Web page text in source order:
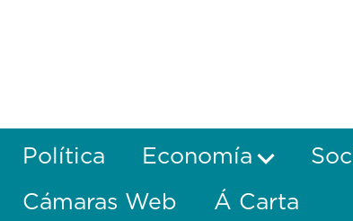
Política Economía
Cámaras Web
Á Carta